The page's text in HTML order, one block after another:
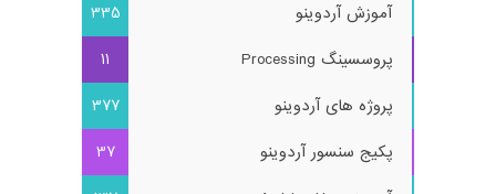
آموزش آردوینو
335
پروسسینگ Processing
11
پروژه های آردوینو
377
پکیج سنسور آردوینو
37